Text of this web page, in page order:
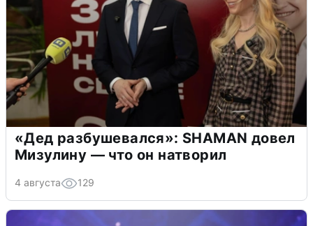
«Дед разбушевался»: SHAMAN довел
Мизулину — что он натворил
4 августа 129